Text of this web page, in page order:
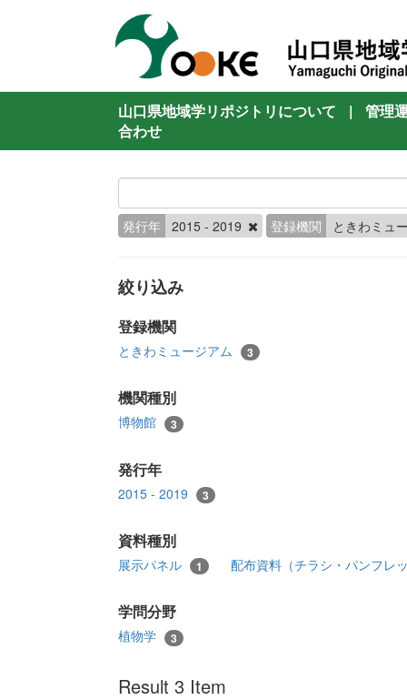
山口県地域学リポジトリについて |
管理
合わせ
発行年 2015 - 2019 登録機関 ときわミュ
絞り込み
登録機関
ときわミュージアム 3
機関種別
博物館 3
発行年
2015 - 2019 3
資料種別
展示パネル 1 配布資料（チラシ・パンフレ
学問分野
植物学 3
Result 3 Item